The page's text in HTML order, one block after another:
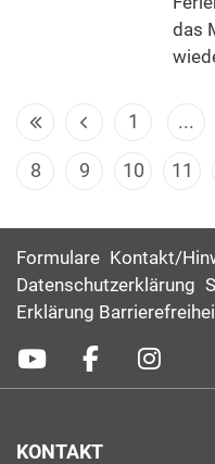
das
1 ...
8 9 10 11
Formulare Kontakt/
Datenschutzerklärung
Erklärung
KONTAKT